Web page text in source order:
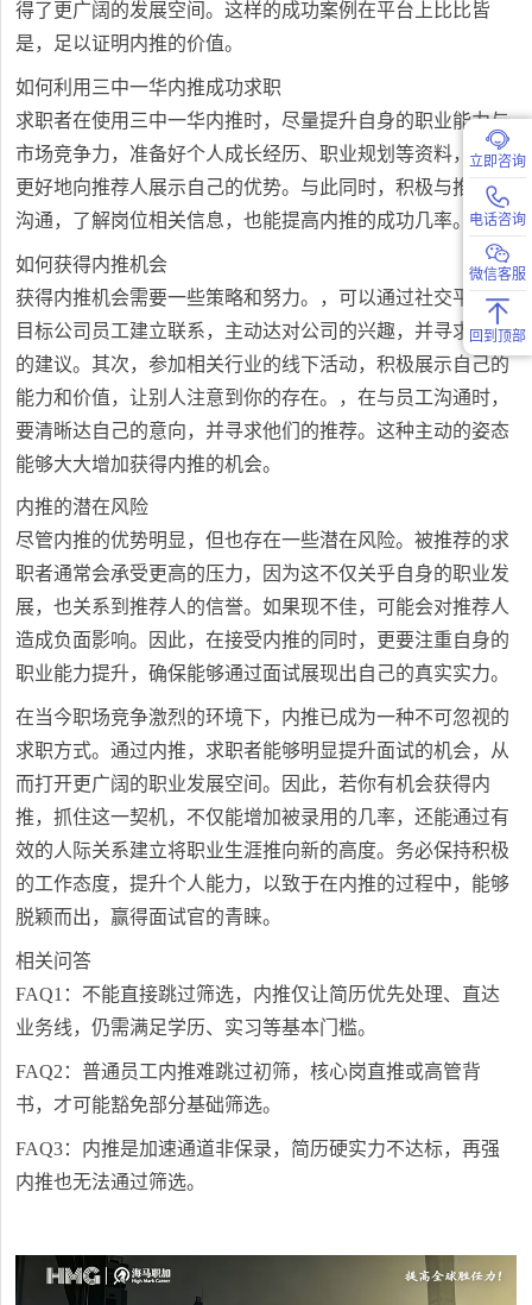
得了更广阔的发展空间。这样的成功案例在平台上比比皆
是，足以证明内推的价值。
如何利用三中一华内推成功求职
求职者在使用三中一华内推时，尽量提升自身的职业能力与
市场竞争力，准备好个人成长经历、职业规划等资料，以便
更好地向推荐人展示自己的优势。与此同时，积极与推荐人
沟通，了解岗位相关信息，也能提高内推的成功几率。
如何获得内推机会
获得内推机会需要一些策略和努力。，可以通过社交平台与
目标公司员工建立联系，主动达对公司的兴趣，并寻求他们
的建议。其次，参加相关行业的线下活动，积极展示自己的
能力和价值，让别人注意到你的存在。，在与员工沟通时，
要清晰达自己的意向，并寻求他们的推荐。这种主动的姿态
能够大大增加获得内推的机会。
内推的潜在风险
尽管内推的优势明显，但也存在一些潜在风险。被推荐的求
职者通常会承受更高的压力，因为这不仅关乎自身的职业发
展，也关系到推荐人的信誉。如果现不佳，可能会对推荐人
造成负面影响。因此，在接受内推的同时，更要注重自身的
职业能力提升，确保能够通过面试展现出自己的真实实力。
在当今职场竞争激烈的环境下，内推已成为一种不可忽视的
求职方式。通过内推，求职者能够明显提升面试的机会，从
而打开更广阔的职业发展空间。因此，若你有机会获得内
推，抓住这一契机，不仅能增加被录用的几率，还能通过有
效的人际关系建立将职业生涯推向新的高度。务必保持积极
的工作态度，提升个人能力，以致于在内推的过程中，能够
脱颖而出，赢得面试官的青睐。
相关问答
FAQ1：不能直接跳过筛选，内推仅让简历优先处理、直达
业务线，仍需满足学历、实习等基本门槛。
FAQ2：普通员工内推难跳过初筛，核心岗直推或高管背
书，才可能豁免部分基础筛选。
FAQ3：内推是加速通道非保录，简历硬实力不达标，再强
内推也无法通过筛选。
立即咨询
电话咨询
微信客服
回到顶部